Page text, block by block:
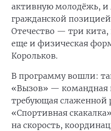
активную молодёжь, и
гражданской
Отечество — три
еще и физическая
Корольков.
В программу вошли:
«Вызов» — командная
требующая слаженной
«Спортивная
на скорость,